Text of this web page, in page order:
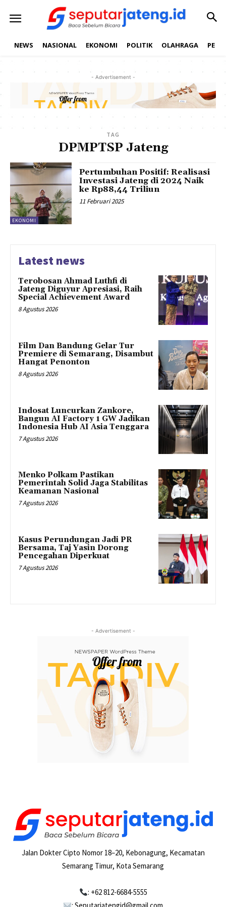
NEWS NASIONAL EKONOMI POLITIK OLAHRAGA
- Advertisement -
TAG
DPMPTSP Jateng
EKONOMI
Pertumbuhan Positif: Realisasi
Investasi Jateng di 2024 Naik
ke Rp88,44 Triliun
11 Februari 2025
Latest news
Terobosan Ahmad Luthfi di
Jateng Diguyur Apresiasi, Raih
Special Achievement Award
8 Agustus 2026
Film Dan Bandung Gelar Tur
Premiere di Semarang, Disambut
Hangat Penonton
8 Agustus 2026
Indosat Luncurkan Zankore,
Bangun AI Factory 1 GW Jadikan
Indonesia Hub AI Asia Tenggara
7 Agustus 2026
Menko Polkam Pastikan
Pemerintah Solid Jaga Stabilitas
Keamanan Nasional
7 Agustus 2026
Kasus Perundungan Jadi PR
Bersama, Taj Yasin Dorong
Pencegahan Diperkuat
7 Agustus 2026
- Advertisement -
Jalan Dokter Cipto Nomor 18–20, Kebonagung, Kecamatan
Semarang Timur, Kota Semarang
: +62 812-6684-5555